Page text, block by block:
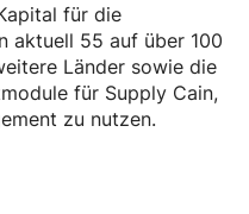
für die
aktuell 55 auf über 100
Länder sowie die
für Supply Cain,
zu nutzen.